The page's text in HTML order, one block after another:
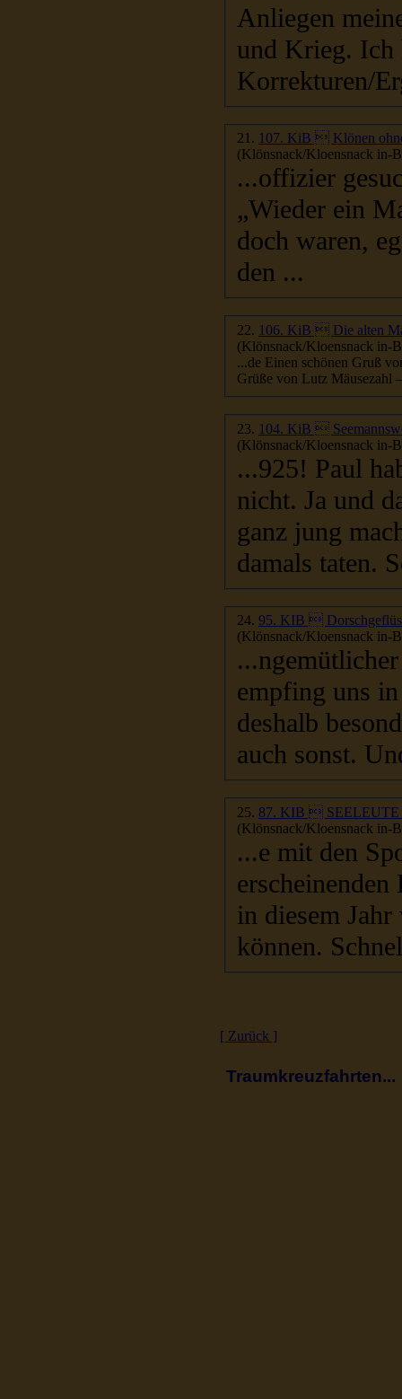
Anliegen
und Krieg. Ich habe mir erlaubt, einige wenige
Korrekturen/
21. 107. KiB  Klönen
(Klönsnack/Kloensnack in-
...offizier
„Wieder ein
doch waren,
den ...
22. 106. KiB  Die alten
(Klönsnack/Kloensnack in-
...de Einen schönen
Grüße von Lutz Mäusezahl
23. 104. KiB 
(Klönsnack/Kloensnack in-
...925! Paul
nicht. Ja und
ganz jung
damals taten.
24. 95. KIB 
(Klönsnack/Kloensnack in-
empfing uns
deshalb
auch sonst.
25. 87. KIB 
(Klönsnack/Kloensnack in-
...e mit den
in diesem
können.
[ Zurück ]
Traumkreuzfahrten...